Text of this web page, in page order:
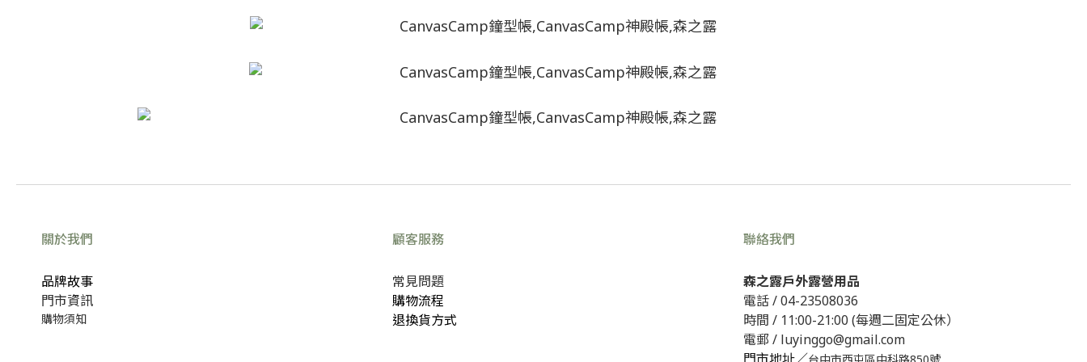
關於我們
品牌故事
門市資訊
購物須知
顧客服務
常見問題
購物流程
退換貨方式
聯絡我們
森之露戶外露營用品
電話 /04-23508036
時間 / 11:00-21:00 (每週二固定公休）
電郵 / luyinggo@gmail.com